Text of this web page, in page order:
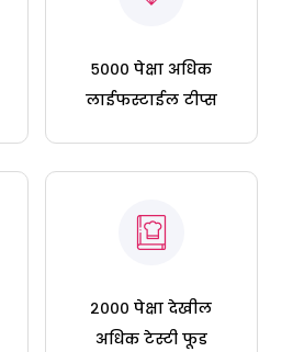
५००० पेक्षा अधिक
लाईफस्टाईल टीप्स
२००० पेक्षा देखील
अधिक टेस्टी फूड